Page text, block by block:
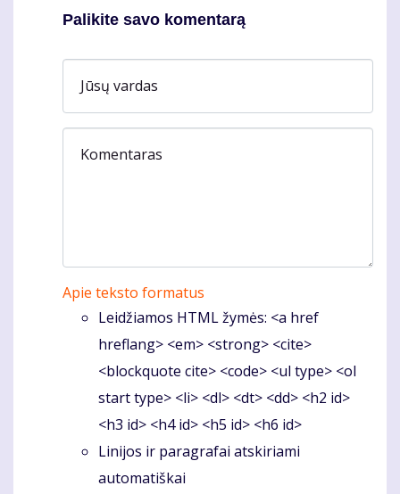
Palikite savo komentarą
Jūsų vardas
Komentaras
Apie teksto formatus
Leidžiamos HTML žymės: <a href
hreflang> <em> <strong> <cite>
<blockquote cite> <code> <ul type> <ol
start type> <li> <dl> <dt> <dd> <h2 id>
<h3 id> <h4 id> <h5 id> <h6 id>
Linijos ir paragrafai atskiriami
automatiškai